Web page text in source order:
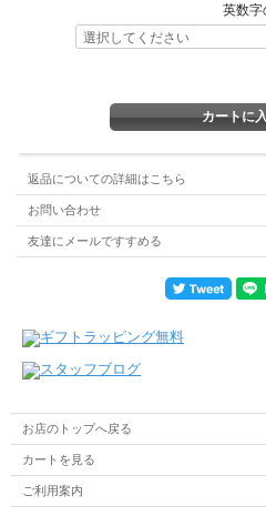
英数字
返品についての詳細はこちら
お問い合わせ
友達にメールですすめる
お店のトップへ戻る
カートを見る
ご利用案内